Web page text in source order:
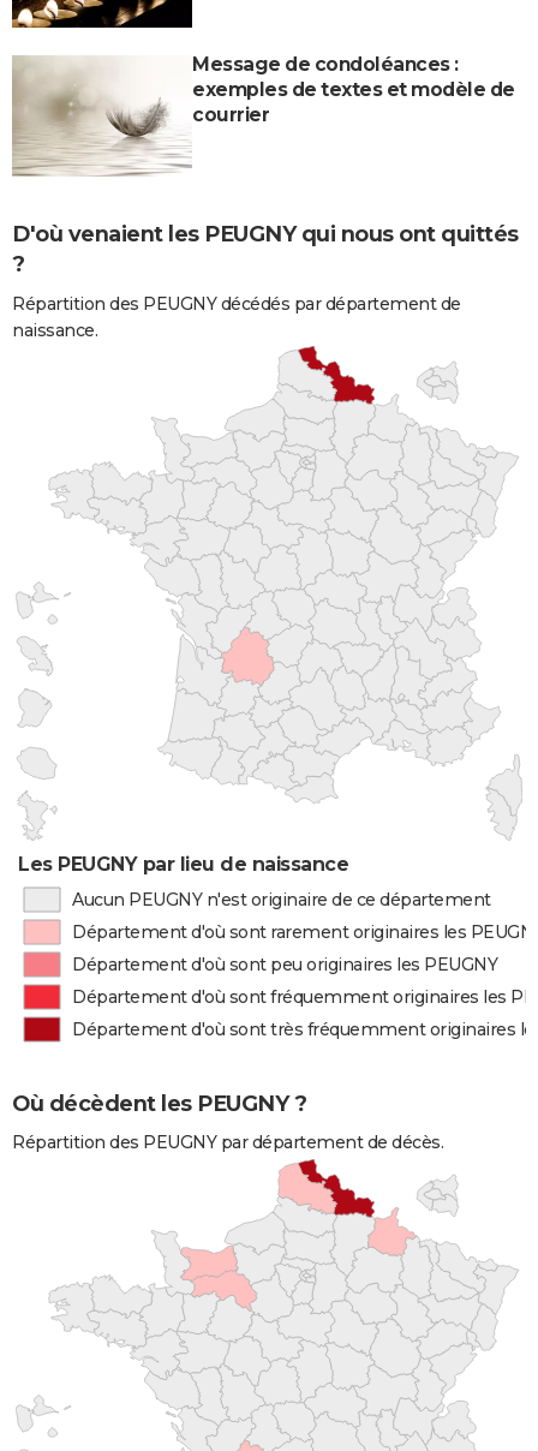
Message de condoléances :
exemples de textes et modèle de
courrier
D'où venaient les PEUGNY qui nous ont quittés
?
Répartition des PEUGNY décédés par département de
naissance.
Les PEUGNY par lieu de naissance
Aucun PEUGNY n'est originaire de ce département
Département d'où sont rarement originaires les
Département d'où sont peu originaires les PEUGNY
Département d'où sont fréquemment originaires les
Département d'où sont très fréquemment originaires
Où décèdent les PEUGNY ?
Répartition des PEUGNY par département de décès.